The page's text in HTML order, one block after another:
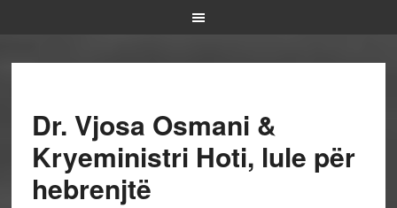
Dr. Vjosa Osmani &
Kryeministri Hoti, lule për
hebrenjtë